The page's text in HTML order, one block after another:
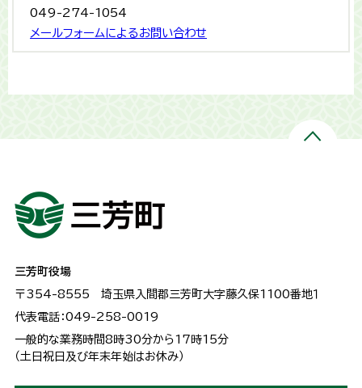
049-274-1054
メールフォームによるお問い合わせ
三芳町役場
〒354-8555 埼玉県入間郡三芳町大字藤久保1100番地１
代表電話：049-258-0019
一般的な業務時間8時30分から17時15分
（土日祝日及び年末年始はお休み）